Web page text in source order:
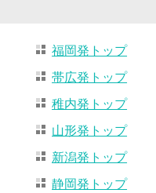
福岡発トップ
帯広発トップ
稚内発トップ
山形発トップ
新潟発トップ
静岡発トップ